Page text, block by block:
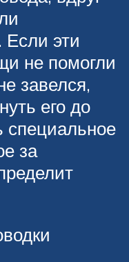
Если эти
не помогли
завелся,
его до
специальное
за